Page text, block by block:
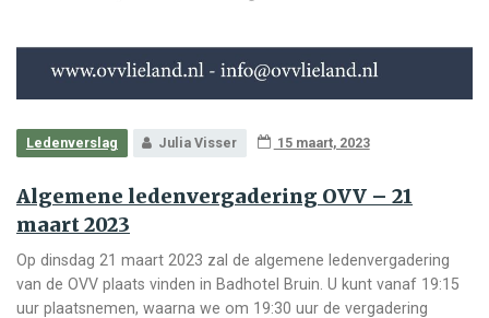
Ledenverslag Julia Visser 15 maart, 2023
Algemene ledenvergadering OVV – 21
maart 2023
Op dinsdag 21 maart 2023 zal de algemene ledenvergadering
van de OVV plaats vinden in Badhotel Bruin. U kunt vanaf 19:15
uur plaatsnemen, waarna we om 19:30 uur de vergadering